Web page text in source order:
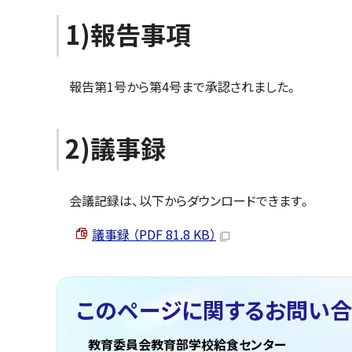
1)報告事項
報告第1号から第4号まで承認されました。
2)議事録
会議記録は、以下からダウンロードできます。
議事録 （PDF 81.8 KB）
このページに関するお問い
教育委員会教育部学校給食センター